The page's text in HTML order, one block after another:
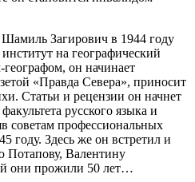
Загирович в 1944 году
на географический
географом, он начинает
«Правда Севера», приносит
Статьи и рецензии он начнет
русского языка и
советам профессиональных
году. Здесь же он встретил и
Валентину
они прожили 50 лет…